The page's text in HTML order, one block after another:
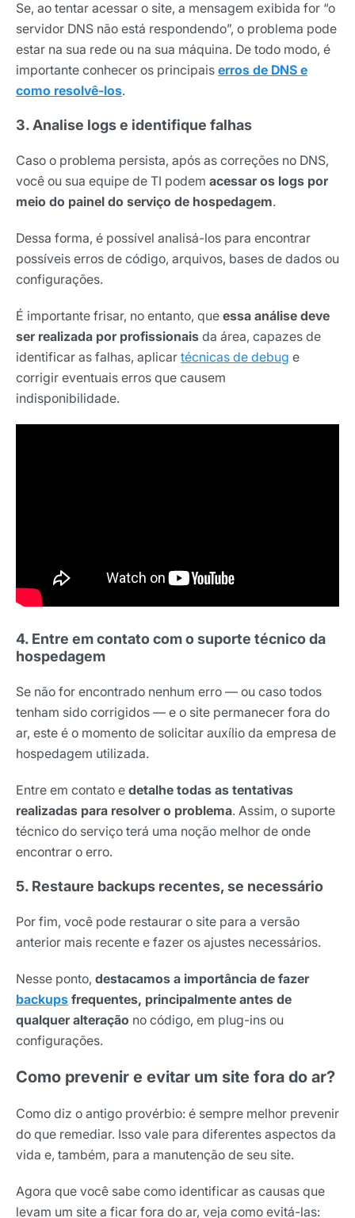
Se, ao tentar acessar o site, a mensagem exibida for “o
servidor DNS não está respondendo”, o problema pode
estar na sua rede ou na sua máquina. De todo modo, é
importante conhecer os principais erros de DNS e
como resolvê-los.
3. Analise logs e identifique falhas
Caso o problema persista, após as correções no DNS,
você ou sua equipe de TI podem acessar os logs por
meio do painel do serviço de hospedagem.
Dessa forma, é possível analisá-los para encontrar
possíveis erros de código, arquivos, bases de dados ou
configurações.
É importante frisar, no entanto, que essa análise deve
ser realizada por profissionais da área, capazes de
identificar as falhas, aplicar técnicas de debug e
corrigir eventuais erros que causem
indisponibilidade.
4. Entre em contato com o suporte técnico da
hospedagem
Se não for encontrado nenhum erro — ou caso todos
tenham sido corrigidos — e o site permanecer fora do
ar, este é o momento de solicitar auxílio da empresa de
hospedagem utilizada.
Entre em contato e detalhe todas as tentativas
realizadas para resolver o problema. Assim, o suporte
técnico do serviço terá uma noção melhor de onde
encontrar o erro.
5. Restaure backups recentes, se necessário
Por fim, você pode restaurar o site para a versão
anterior mais recente e fazer os ajustes necessários.
Nesse ponto, destacamos a importância de fazer
backups frequentes, principalmente antes de
qualquer alteração no código, em plug-ins ou
configurações.
Como prevenir e evitar um site fora do ar?
Como diz o antigo provérbio: é sempre melhor prevenir
do que remediar. Isso vale para diferentes aspectos da
vida e, também, para a manutenção de seu site.
Agora que você sabe como identificar as causas que
levam um site a ficar fora do ar, veja como evitá-las:
Receba os melhores insights da Locaweb
Tendências e materiais exclusivos do mercado
digital que valem a leitura.